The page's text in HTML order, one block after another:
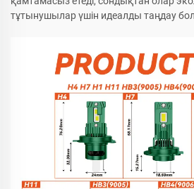
тұтынушылар үшін идеалды таңдау